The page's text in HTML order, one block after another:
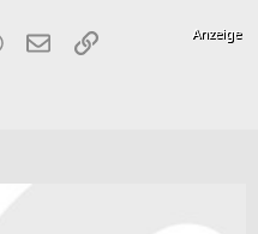
WhatsApp
E-MailLink